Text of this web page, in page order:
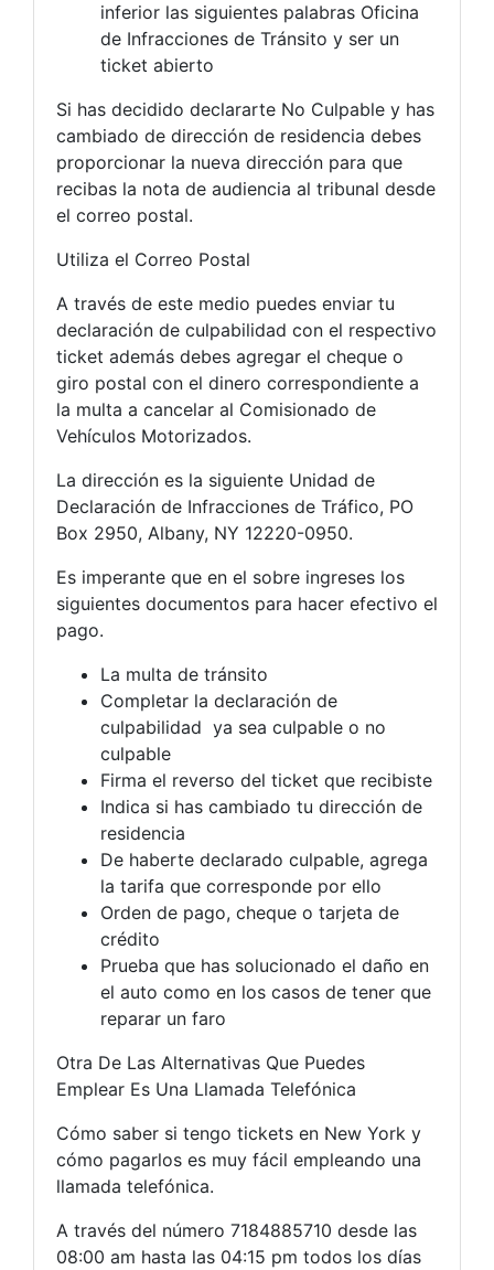
inferior las siguientes palabras Oficina
de Infracciones de Tránsito y ser un
ticket abierto
Si has decidido declararte No Culpable y has
cambiado de dirección de residencia debes
proporcionar la nueva dirección para que
recibas la nota de audiencia al tribunal desde
el correo postal.
Utiliza el Correo Postal
A través de este medio puedes enviar tu
declaración de culpabilidad con el respectivo
ticket además debes agregar el cheque o
giro postal con el dinero correspondiente a
la multa a cancelar al Comisionado de
Vehículos Motorizados.
La dirección es la siguiente Unidad de
Declaración de Infracciones de Tráfico, PO
Box 2950, Albany, NY 12220-0950.
Es imperante que en el sobre ingreses los
siguientes documentos para hacer efectivo el
pago.
La multa de tránsito
Completar la declaración de
culpabilidad ya sea culpable o no
culpable
Firma el reverso del ticket que recibiste
Indica si has cambiado tu dirección de
residencia
De haberte declarado culpable, agrega
la tarifa que corresponde por ello
Orden de pago, cheque o tarjeta de
crédito
Prueba que has solucionado el daño en
el auto como en los casos de tener que
reparar un faro
Otra De Las Alternativas Que Puedes
Emplear Es Una Llamada Telefónica
Cómo saber si tengo tickets en New York y
cómo pagarlos es muy fácil empleando una
llamada telefónica.
A través del número 7184885710 desde las
08:00 am hasta las 04:15 pm todos los días